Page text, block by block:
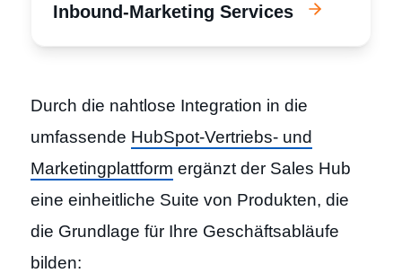
Inbound-Marketing Services
Durch die nahtlose Integration in die
umfassende HubSpot-Vertriebs- und
Marketingplattform ergänzt der Sales Hub
eine einheitliche Suite von Produkten, die
die Grundlage für Ihre Geschäftsabläufe
bilden: